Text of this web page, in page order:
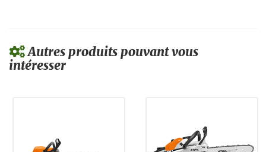
Autres produits pouvant vous
intéresser